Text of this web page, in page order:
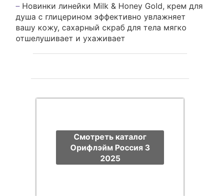
Новинки линейки Milk & Honey Gold, крем для
душа с глицерином эффективно увлажняет
вашу кожу, сахарный скраб для тела мягко
отшелушивает и ухаживает
Смотреть каталог
Орифлэйм Россия 3
2025